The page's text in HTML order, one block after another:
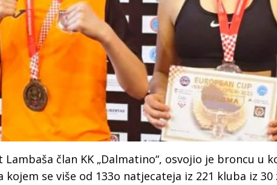
član KK „Dalmatino“, osvojio je broncu u
kojem se više od 133o natjecateja iz 221 kluba iz 30